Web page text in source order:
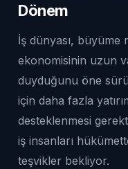
Dönem
İş dünyası, büyüme
ekonomisinin uzun
duyduğunu öne
için daha fazla
desteklenmesi
iş insanları
teşvikler bekliyor.